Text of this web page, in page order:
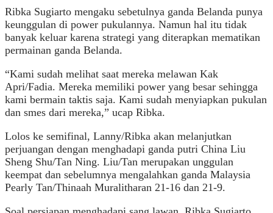
Ribka Sugiarto mengaku sebetulnya ganda Belanda punya
keunggulan di power pukulannya. Namun hal itu tidak
banyak keluar karena strategi yang diterapkan mematikan
permainan ganda Belanda.
“Kami sudah melihat saat mereka melawan Kak
Apri/Fadia. Mereka memiliki power yang besar sehingga
kami bermain taktis saja. Kami sudah menyiapkan pukulan
dan smes dari mereka,” ucap Ribka.
Lolos ke semifinal, Lanny/Ribka akan melanjutkan
perjuangan dengan menghadapi ganda putri China Liu
Sheng Shu/Tan Ning. Liu/Tan merupakan unggulan
keempat dan sebelumnya mengalahkan ganda Malaysia
Pearly Tan/Thinaah Muralitharan 21-16 dan 21-9.